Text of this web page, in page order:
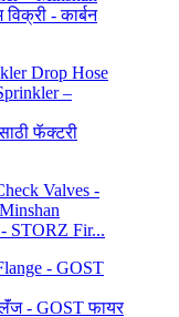
- कार्बन
फॅक्टरी
STORZ Fir...
फ्लॅंज - GOST फायर